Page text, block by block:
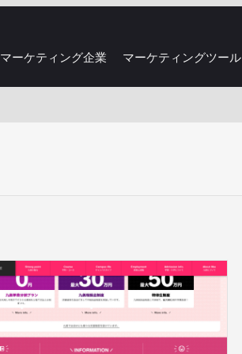
マーケティングツール
マーケティング企業